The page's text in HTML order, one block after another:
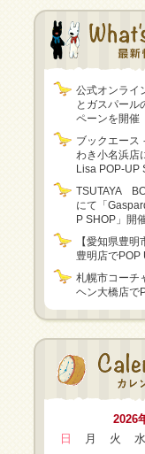
公式オンライ
とガスパール
ペーンを開催
ブックエース
わき小名浜店
Lisa POP-UP
TSUTAYA
にて「
P SHOP」開
【愛知県豊
豊明店でPOP
札幌市コーチ
ヘン大橋店で
2026
日
月 火 水